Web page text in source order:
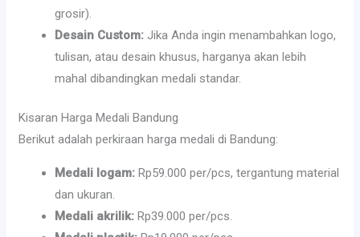
grosir).
Desain Custom:Jika Anda ingin menambahkan logo,
tulisan, atau desain khusus, harganya akan lebih
mahal dibandingkan medali standar.
Kisaran Harga Medali Bandung
Berikut adalah perkiraan harga medali di Bandung:
Medali logam: Rp59.000 per/pcs, tergantung material
dan ukuran.
Medali akrilik: Rp39.000 per/pcs.